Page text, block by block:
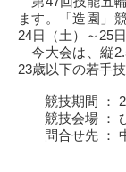
ます。「造園」
24日（土）～25
今大会は、縦
23歳以下の若手
競技期間 ：
競技会場 ： ひ
問合せ先 ：